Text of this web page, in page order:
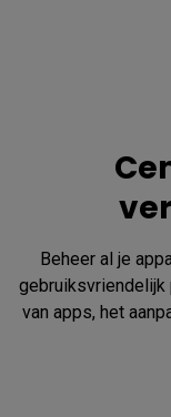
Beheer al je
gebruiksvriendelijk
van apps, het